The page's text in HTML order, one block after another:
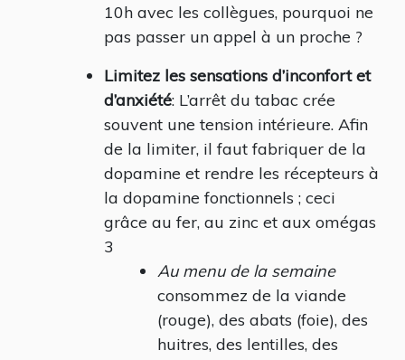
10h avec les collègues, pourquoi ne
pas passer un appel à un proche ?
Limitez les sensations d’inconfort et
d’anxiété: L’arrêt du tabac crée
souvent une tension intérieure. Afin
de la limiter, il faut fabriquer de la
dopamine et rendre les récepteurs à
la dopamine fonctionnels ; ceci
grâce au fer, au zinc et aux omégas
3
Au menu de la semaine
consommez de la viande
(rouge), des abats (foie), des
huitres, des lentilles, des